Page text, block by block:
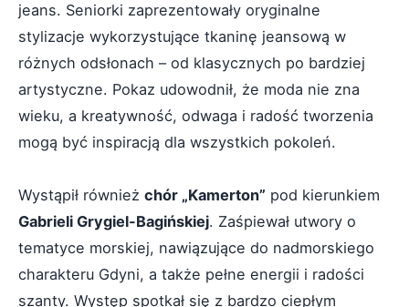
jeans. Seniorki zaprezentowały oryginalne
stylizacje wykorzystujące tkaninę jeansową w
różnych odsłonach – od klasycznych po bardziej
artystyczne. Pokaz udowodnił, że moda nie zna
wieku, a kreatywność, odwaga i radość tworzenia
mogą być inspiracją dla wszystkich pokoleń.
Wystąpił również chór „Kamerton” pod kierunkiem
Gabrieli Grygiel-Bagińskiej. Zaśpiewał utwory o
tematyce morskiej, nawiązujące do nadmorskiego
charakteru Gdyni, a także pełne energii i radości
szanty. Występ spotkał się z bardzo ciepłym